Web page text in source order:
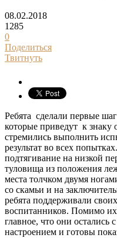
08.02.2018
1285
0
Поделиться
Твитнуть
Ребята сделали первые
которые приведут к
стремились выполнить
результат во всех
подтягивание на низкой
туловища из положения
места толчком двумя
со скамьи и на
ребята поддерживали
воспитанников. Помимо их
главное, что они
настроением и готовы